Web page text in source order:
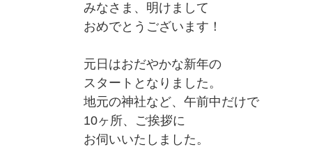
みなさま、明けまして
おめでとうございます！
元日はおだやかな新年の
スタートとなりました。
地元の神社など、午前中だけで
10ヶ所、ご挨拶に
お伺いいたしました。